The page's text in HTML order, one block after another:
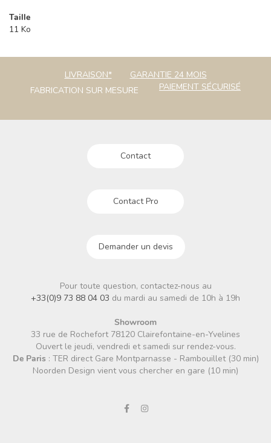
Taille
11 Ko
LIVRAISON*
GARANTIE 24 MOIS
FABRICATION SUR MESURE
PAIEMENT SÉCURISÉ
Contact
Contact Pro
Demander un devis
Pour toute question, contactez-nous au
+33(0)9 73 88 04 03 du mardi au samedi de 10h à 19h
Showroom
33 rue de Rochefort 78120 Clairefontaine-en-Yvelines
Ouvert le jeudi, vendredi et samedi sur rendez-vous.
De Paris : TER direct Gare Montparnasse - Rambouillet (30 min)
Noorden Design vient vous chercher en gare (10 min)